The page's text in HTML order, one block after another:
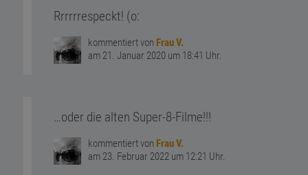
Rrrrrrespeckt! (o:
kommentiert von Frau V.
am 21. Januar 2020 um 18:41 Uhr.
…oder die alten Super-8-Filme!!!
kommentiert von Frau V.
am 23. Februar 2022 um 12:21 Uhr.